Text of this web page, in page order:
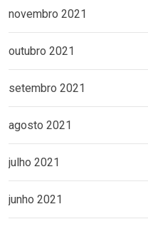
novembro 2021
outubro 2021
setembro 2021
agosto 2021
julho 2021
junho 2021